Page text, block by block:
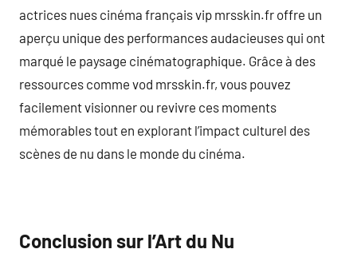
actrices nues cinéma français vip mrsskin.fr offre un
aperçu unique des performances audacieuses qui ont
marqué le paysage cinématographique. Grâce à des
ressources comme vod mrsskin.fr, vous pouvez
facilement visionner ou revivre ces moments
mémorables tout en explorant l’impact culturel des
scènes de nu dans le monde du cinéma.
Conclusion sur l’Art du Nu